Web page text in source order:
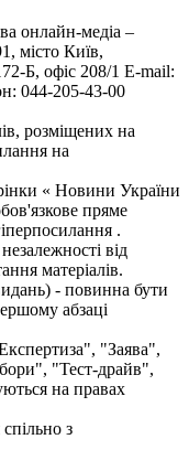
онлайн-медіа –
місто Київ,
Б, офіс 208/1 E-mail:
044-205-43-00
розміщених на
на
« Новини України
пряме
.
від
матеріалів.
- повинна бути
абзаці
"Заява",
"Тест-драйв",
на правах
з